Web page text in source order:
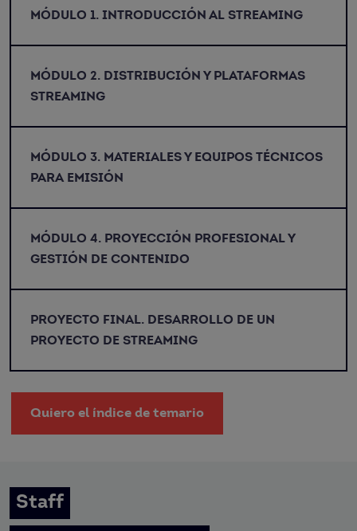
MÓDULO 1. INTRODUCCIÓN AL STREAMING
MÓDULO 2. DISTRIBUCIÓN Y PLATAFORMAS
STREAMING
MÓDULO 3. MATERIALES Y EQUIPOS TÉCNICOS
PARA EMISIÓN
MÓDULO 4. PROYECCIÓN PROFESIONAL Y
GESTIÓN DE CONTENIDO
PROYECTO FINAL. DESARROLLO DE UN
PROYECTO DE STREAMING
Quiero el índice de temario
Staff